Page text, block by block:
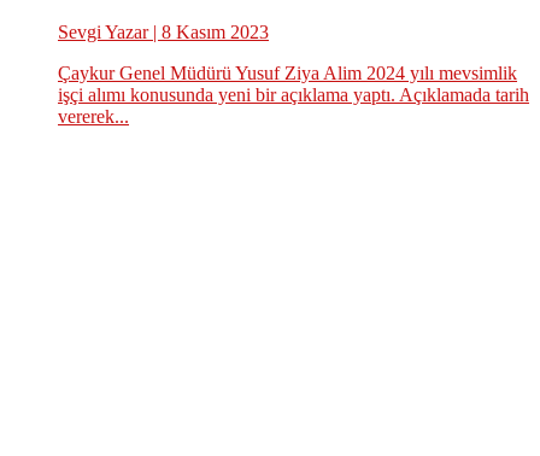
Sevgi Yazar| 8 Kasım 2023
Çaykur Genel Müdürü Yusuf Ziya Alim 2024 yılı mevsimlik
işçi alımı konusunda yeni bir açıklama yaptı. Açıklamada tarih
vererek...